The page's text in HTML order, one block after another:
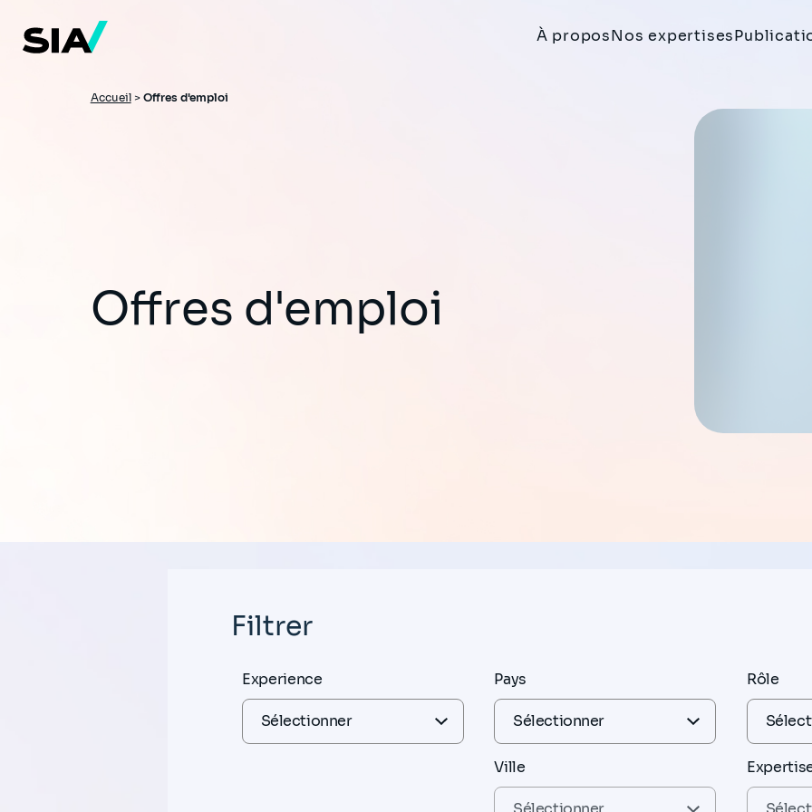
contenu
principal
À proposNos expertises
Fil
Accueil> Offres d'emploi
Offres d'emploi
Filtrer
Experience Pays
Ville
Rôle